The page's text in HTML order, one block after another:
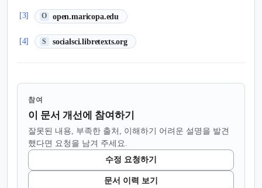
[3] O open.maricopa.edu
(새 탭에서 열림)
[4] S socialsci.libretexts.org
(새 탭에서 열림)
참여
이 문서 개선에 참여하기
잘못된 내용, 부족한 출처, 이해하기 어려운 설명을 발견
했다면 요청을 남겨 주세요.
수정 요청하기
문서 이력 보기